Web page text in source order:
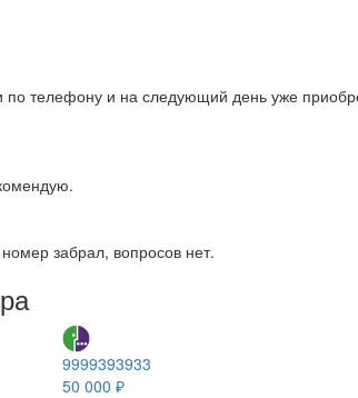
по телефону и на следующий день уже
забрал, вопросов нет.
9999393933
50 000 ₽